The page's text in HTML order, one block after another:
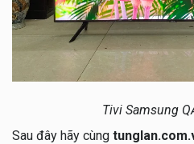
Tivi Samsung
Sau đây hãy cùng